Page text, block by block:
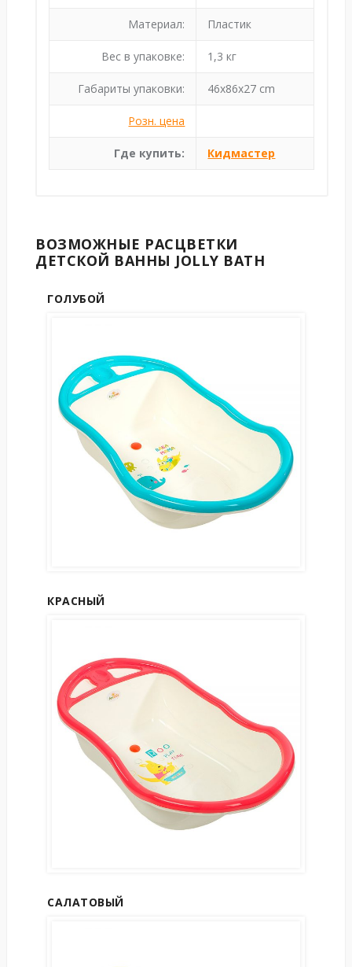
Материал: Пластик
Вес в упаковке: 1,3 кг
Габариты упаковки: 46x86x27 cm
Розн. цена
Где купить: Кидмастер
ВОЗМОЖНЫЕ РАСЦВЕТКИ
ДЕТСКОЙ ВАННЫ JOLLY BATH
ГОЛУБОЙ
КРАСНЫЙ
САЛАТОВЫЙ